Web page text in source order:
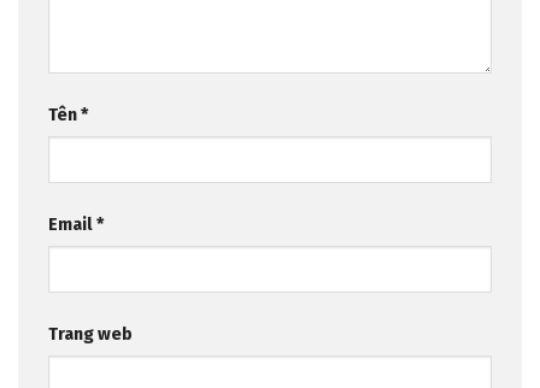
Tên*
Email*
Trang web